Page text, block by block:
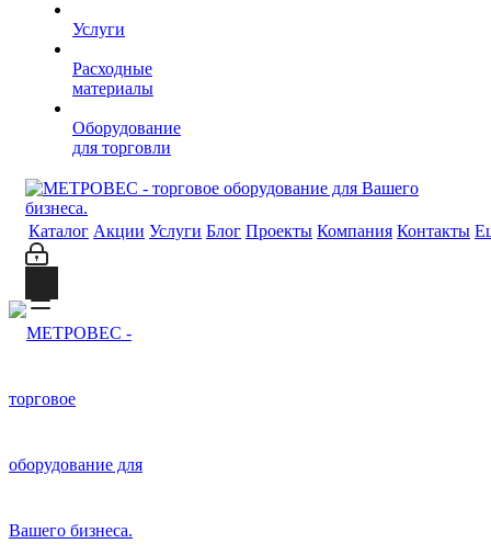
Услуги
Расходные
материалы
Оборудование
для торговли
Каталог Акции Услуги Блог Проекты Компания Контакты